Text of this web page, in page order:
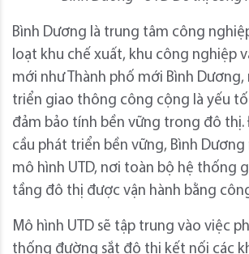
Bình Dương là trung tâm công
loạt khu chế xuất, khu công nghiệp
mới như Thành phố mới Bình Dương,
triển giao thông công cộng là yếu
đảm bảo tính bền vững trong đô thị.
cầu phát triển bền vững, Bình Dương
mô hình UTD, nơi toàn bộ hệ thống
tầng đô thị được vận hành bằng
Mô hình UTD sẽ tập trung vào việc
thống đường sắt đô thị kết nối các